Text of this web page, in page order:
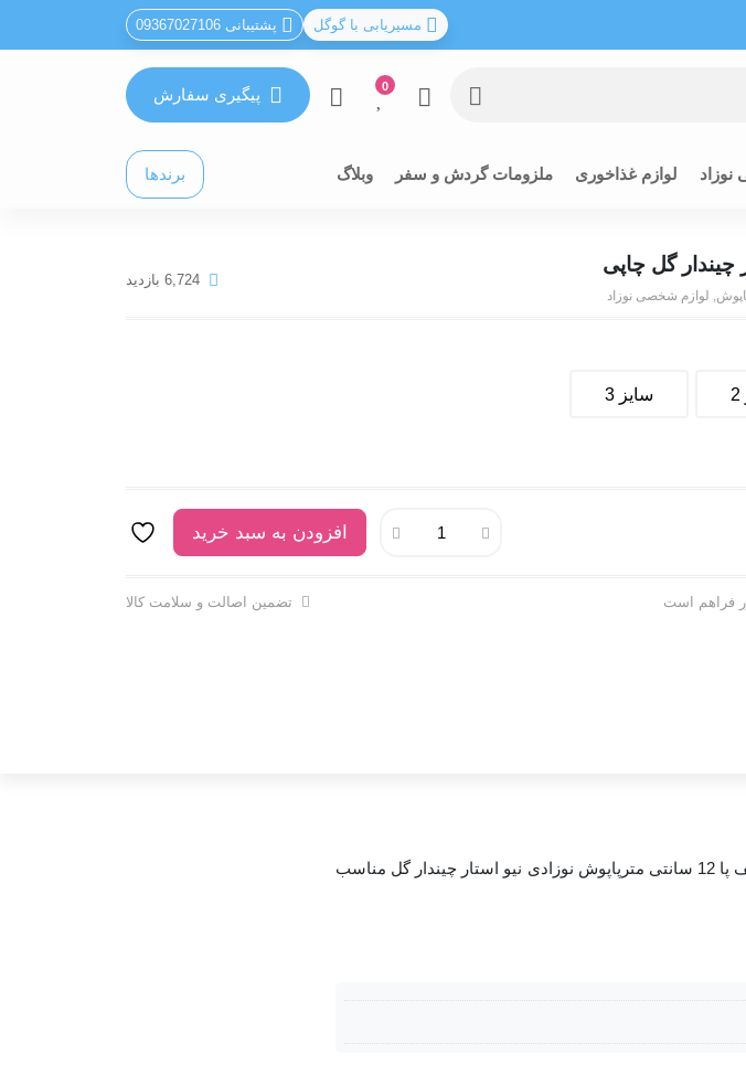
مسیریابی با گوگل پشتیبانی 09367027106
0 پیگیری سفارش
لوازم غذاخوری ملزومات گردش و سفر وبلاگ برندها
چیندار گل چاپی
, لوازم شخصی نوزاد
6,724 بازدید
سایز 3
افزودن به سبد خرید
فراهم است تضمین اصالت و سلامت کالا
پاپوش نوزادی نیو استار چیندارگل مناسب